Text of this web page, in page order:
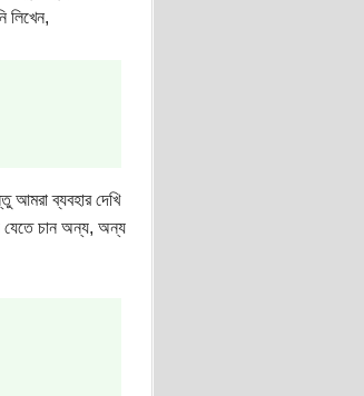
লিখেন,
আমরা ব্যবহার দেখি
যেতে চান অন্য, অন্য